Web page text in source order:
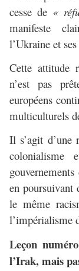
cesse de «
manifeste
l’Ukraine et
Cette attitude
n’est pas
européens
multiculturels
Il s’agit d’une
colonialisme
en poursuivant
le même
l’impérialisme
Leçon
l’Irak, mais